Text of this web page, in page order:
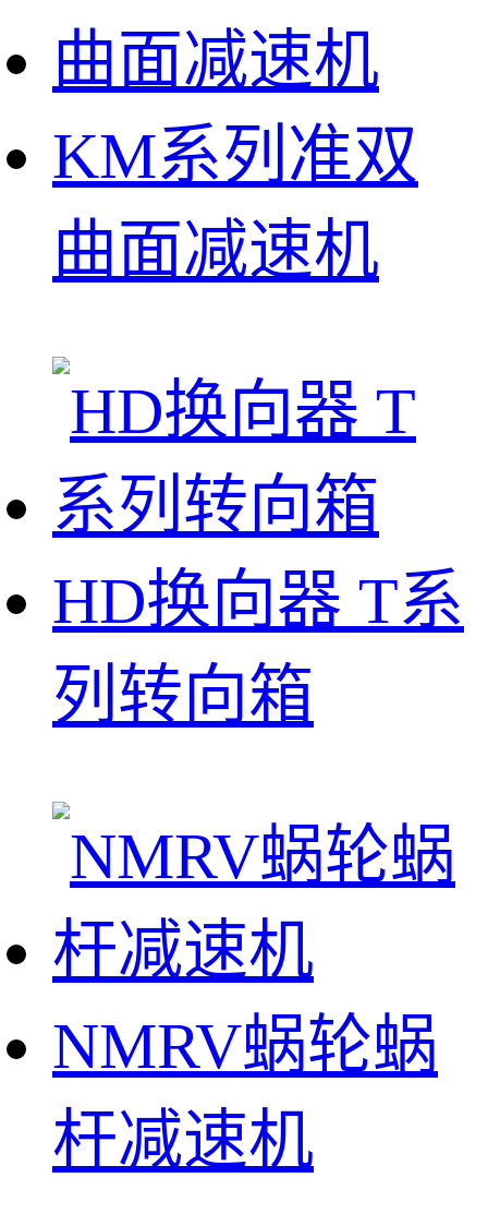
KM系列准双
曲面减速机
HD换向器 T系
列转向箱
NMRV蜗轮蜗
杆减速机